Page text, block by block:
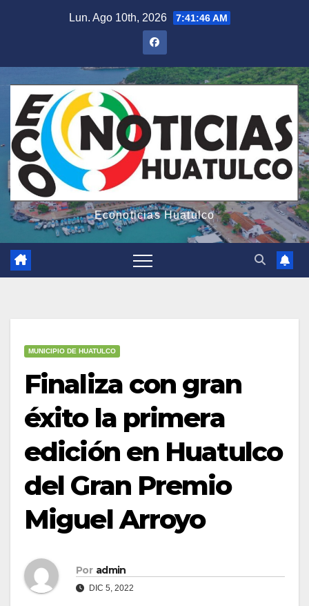
Lun. Ago 10th, 2026 7:41:47 AM
Econoticias Huatulco
MUNICIPIO DE HUATULCO
Finaliza con gran
éxito la primera
edición en Huatulco
del Gran Premio
Miguel Arroyo
Por admin
DIC 5, 2022